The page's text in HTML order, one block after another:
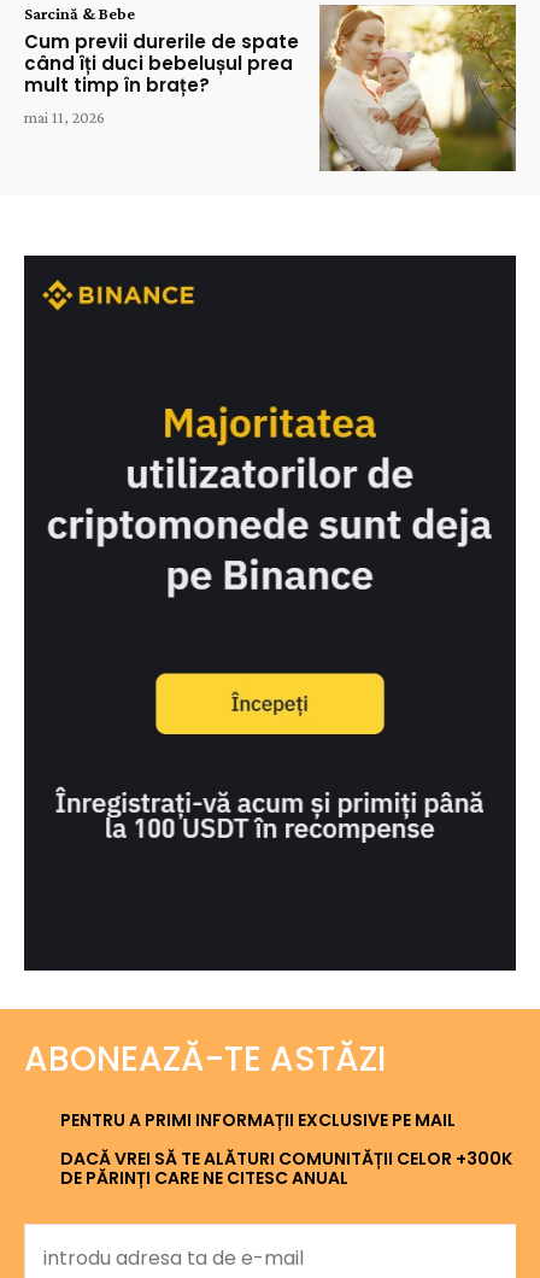
Sarcină & Bebe
Cum previi durerile de spate
când îți duci bebelușul prea
mult timp în brațe?
mai 11, 2026
ABONEAZĂ-TE ASTĂZI
PENTRU A PRIMI INFORMAȚII EXCLUSIVE PE MAIL
DACĂ VREI SĂ TE ALĂTURI COMUNITĂȚII CELOR +300K
DE PĂRINȚI CARE NE CITESC ANUAL